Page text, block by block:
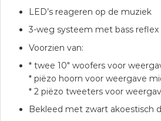
LED’s reageren op de muziek
3-weg systeem met bass
Voorzien van:
* twee 10″ woofers voor
* piëzo hoorn voor weergave
* 2 piëzo tweeters voor
Bekleed met zwart akoestisch